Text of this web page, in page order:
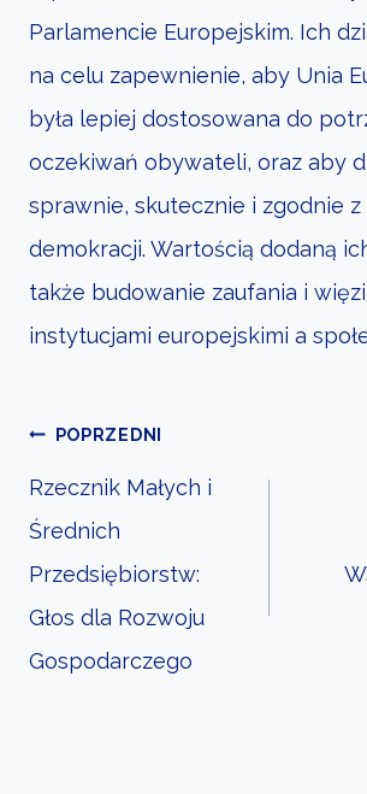
Parlamencie Europejskim. Ich
na celu zapewnienie, aby Unia
była lepiej dostosowana do
oczekiwań obywateli, oraz aby
sprawnie, skutecznie i zgodnie z
demokracji. Wartością dodaną
także budowanie zaufania i
instytucjami europejskimi a
wpisu
POPRZEDNI
Rzecznik Małych i
Średnich
Przedsiębiorstw:
Głos dla Rozwoju
Gospodarczego